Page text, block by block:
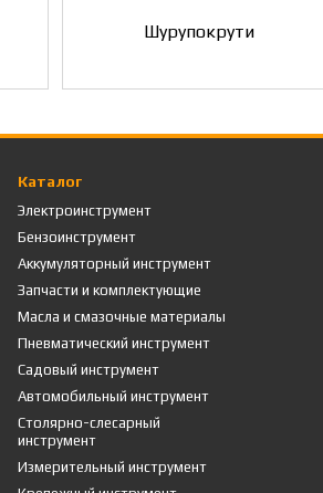
Шурупокрути
Каталог
Электроинструмент
Бензоинструмент
Аккумуляторный инструмент
Запчасти и комплектующие
Масла и смазочные материалы
Пневматический инструмент
Садовый инструмент
Автомобильный инструмент
Столярно-слесарный
инструмент
Измерительный инструмент